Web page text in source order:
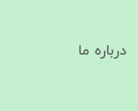
درباره ما